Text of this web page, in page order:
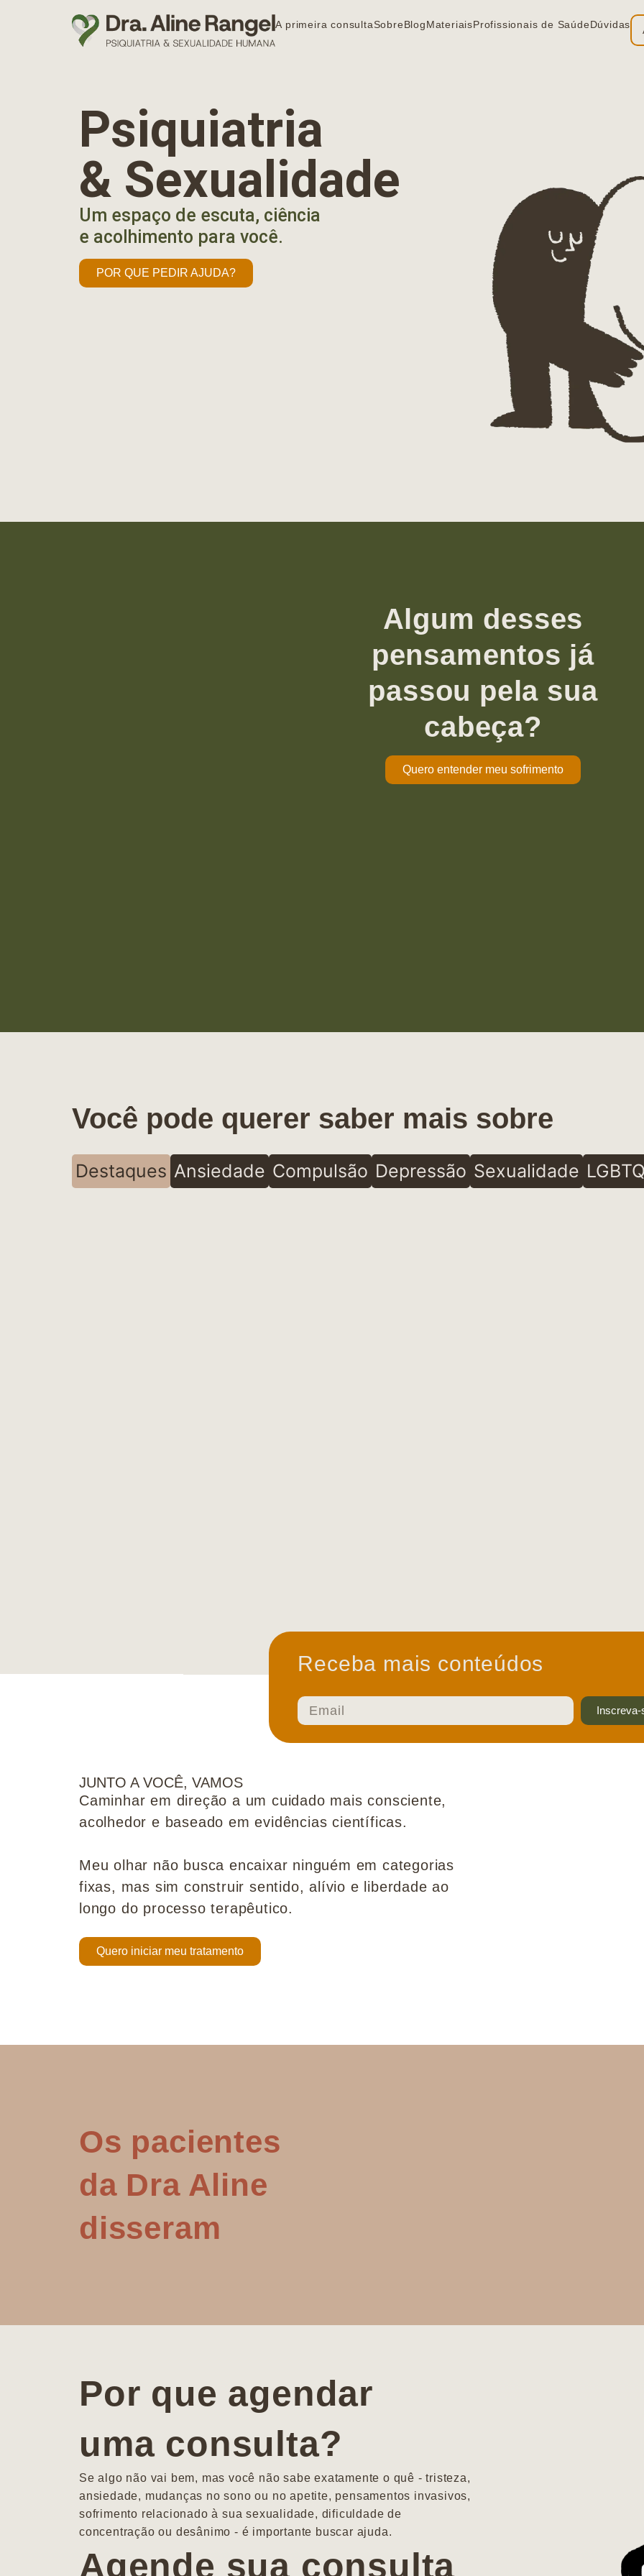
A primeira consultaSobreBlogMateriaisProfissionais de SaúdeDúvidas
Psiquiatria
& Sexualidade
Um espaço de escuta, ciência
e acolhimento para você.
POR QUE PEDIR AJUDA?
Algum desses
pensamentos já
passou pela sua
cabeça?
Quero entender meu sofrimento
Você pode querer saber mais sobre
Destaques Ansiedade Compulsão Depressão Sexualidade
Receba mais conteúdos
Inscreva-
JUNTO A VOCÊ, VAMOS
Caminhar em direção a um cuidado mais consciente,
acolhedor e baseado em evidências científicas.
Meu olhar não busca encaixar ninguém em categorias
fixas, mas sim construir sentido, alívio e liberdade ao
longo do processo terapêutico.
Quero iniciar meu tratamento
Os pacientes
da Dra Aline
disseram
Por que agendar
uma consulta?
Se algo não vai bem, mas você não sabe exatamente o quê - tristeza,
ansiedade, mudanças no sono ou no apetite, pensamentos invasivos,
sofrimento relacionado à sua sexualidade, dificuldade de
concentração ou desânimo - é importante buscar ajuda.
Agende sua consulta